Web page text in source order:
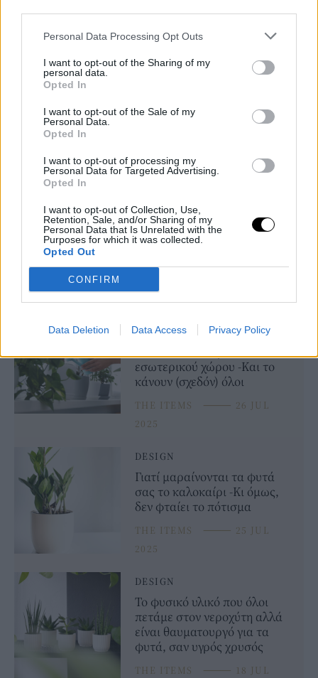
Personal Data Processing Opt Outs
I want to opt-out of the Sharing of my
personal data.
Opted In
I want to opt-out of the Sale of my
Personal Data.
Opted In
I want to opt-out of processing my
Personal Data for Targeted Advertising.
Opted In
I want to opt-out of Collection, Use,
Retention, Sale, and/or Sharing of my
Personal Data that Is Unrelated with the
Purposes for which it was collected.
Opted Out
CONFIRM
Data Deletion Data Access Privacy Policy
Πώς να χρησιμοποιήσεις την κανέλα για τα φυτά:
Για μύκητες στο χώμα:
Πασπάλισε λίγη σκόνη κανέλας στην επιφάνεια του χώματος
μυκήτων που προκαλούν το σάπισμα των ριζών ή των
βλαστών.
Αν κόψεις κάποιο μέρος του φυτού (π.χ. σε κλάδεμα), μπορείς
να βάλεις σκόνη κανέλας στην «πληγή» για να αποτρέψεις
μυκητιακή μόλυνση.
Για φύλλα με μυκητίαση:
Μπορείς να φτιάξεις ένα διάλυμα με κανέλα (π.χ. 1 κουταλάκι
σκόνη σε 1 λίτρο νερό), να το αφήσεις μερικές ώρες να
«σταθεί», να το σουρώσεις και να το ψεκάσεις στα φύλλα.
Αυτό είναι το Νο 1 λάθος που
εσωτερικού χώρου -Και το
κάνουν (σχεδόν) όλοι
THE ITEMS ⸻ 26 JUL
2025
DESIGN
Γιατί μαραίνονται τα φυτά
σας το καλοκαίρι -Κι όμως,
δεν φταίει το πότισμα
THE ITEMS ⸻ 25 JUL
2025
DESIGN
Το φυσικό υλικό που όλοι
πετάμε στον νεροχύτη αλλά
είναι θαυματουργό για τα
φυτά, σαν υγρός χρυσός
THE ITEMS ⸻ 18 JUL